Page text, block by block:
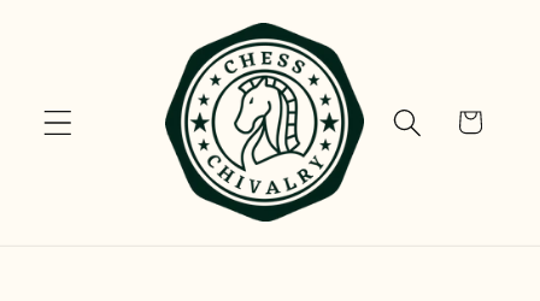
Warenkorb